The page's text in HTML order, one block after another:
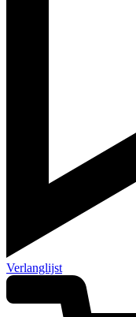
Verlanglijst